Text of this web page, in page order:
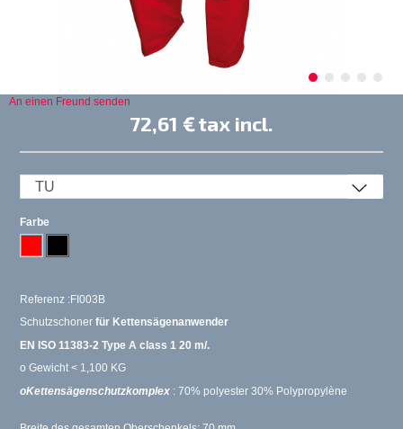
An einen Freund senden
72,61 €tax incl.
Farbe
Referenz :FI003B
Schutzschonerfür Kettensägenanwender
EN ISO 11383-2 Type A class 1 20 m/.
o Gewicht < 1,100 KG
oKettensägenschutzkomplex : 70% polyester 30% Polypropylène